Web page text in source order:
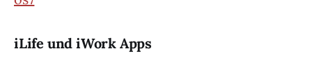
iLife und iWork Apps